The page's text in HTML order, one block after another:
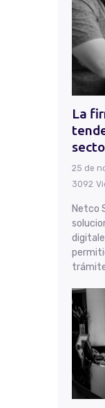
La
25 de
3092
Netco